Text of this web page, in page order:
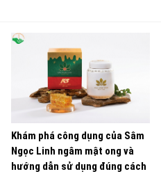
Khám phá công dụng của Sâm
Ngọc Linh ngâm mật ong và
hướng dẫn sử dụng đúng cách